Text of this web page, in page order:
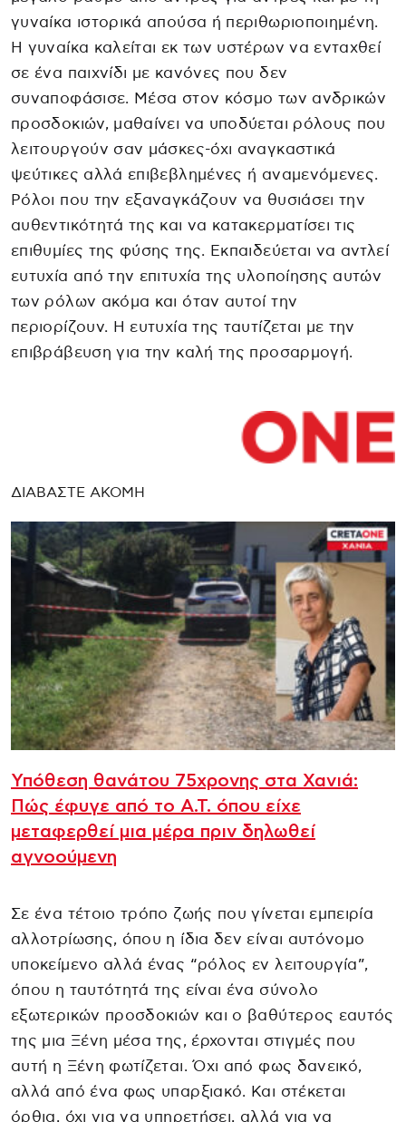
γυναίκα ιστορικά απούσα ή περιθωριοποιημένη.
Η γυναίκα καλείται εκ των υστέρων να ενταχθεί
σε ένα παιχνίδι με κανόνες που δεν
συναποφάσισε. Μέσα στον κόσμο των ανδρικών
προσδοκιών, μαθαίνει να υποδύεται ρόλους που
λειτουργούν σαν μάσκες-όχι αναγκαστικά
ψεύτικες αλλά επιβεβλημένες ή αναμενόμενες.
Ρόλοι που την εξαναγκάζουν να θυσιάσει την
αυθεντικότητά της και να κατακερματίσει τις
επιθυμίες της φύσης της. Εκπαιδεύεται να αντλεί
ευτυχία από την επιτυχία της υλοποίησης αυτών
των ρόλων ακόμα και όταν αυτοί την
περιορίζουν. Η ευτυχία της ταυτίζεται με την
επιβράβευση για την καλή της προσαρμογή.
ΔΙΑΒΑΣΤΕ ΑΚΟΜΗ
Υπόθεση θανάτου 75χρονης στα Χανιά:
Πώς έφυγε από το Α.Τ. όπου είχε
μεταφερθεί μια μέρα πριν δηλωθεί
αγνοούμενη
Σε ένα τέτοιο τρόπο ζωής που γίνεται εμπειρία
αλλοτρίωσης, όπου η ίδια δεν είναι αυτόνομο
υποκείμενο αλλά ένας “ρόλος εν λειτουργία”,
όπου η ταυτότητά της είναι ένα σύνολο
εξωτερικών προσδοκιών και ο βαθύτερος εαυτός
της μια Ξένη μέσα της, έρχονται στιγμές που
αυτή η Ξένη φωτίζεται. Όχι από φως δανεικό,
αλλά από ένα φως υπαρξιακό. Και στέκεται
όρθια, όχι για να υπηρετήσει, αλλά για να